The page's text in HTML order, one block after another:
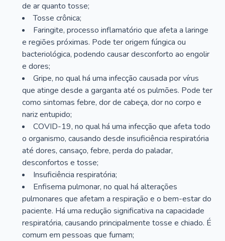
de ar quanto tosse;
Tosse crônica;
Faringite, processo inflamatório que afeta a laringe
e regiões próximas. Pode ter origem fúngica ou
bacteriológica, podendo causar desconforto ao engolir
e dores;
Gripe, no qual há uma infecção causada por vírus
que atinge desde a garganta até os pulmões. Pode ter
como sintomas febre, dor de cabeça, dor no corpo e
nariz entupido;
COVID-19, no qual há uma infecção que afeta todo
o organismo, causando desde insuficiência respiratória
até dores, cansaço, febre, perda do paladar,
desconfortos e tosse;
Insuficiência respiratória;
Enfisema pulmonar, no qual há alterações
pulmonares que afetam a respiração e o bem-estar do
paciente. Há uma redução significativa na capacidade
respiratória, causando principalmente tosse e chiado. É
comum em pessoas que fumam;